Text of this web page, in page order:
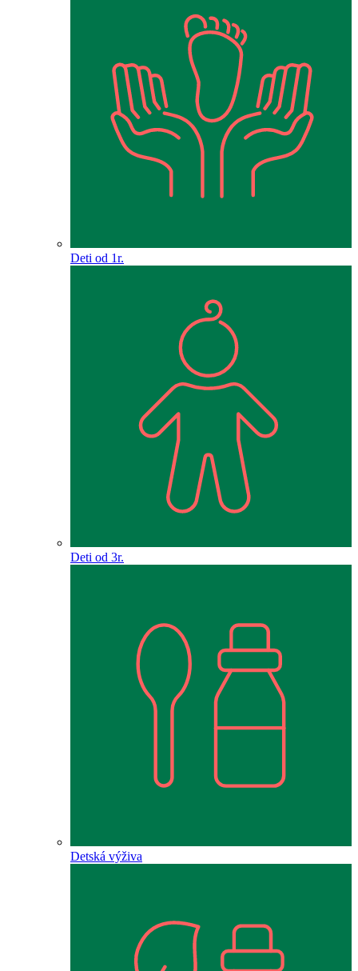
Deti od 1r.
Deti od 3r.
Detská výživa